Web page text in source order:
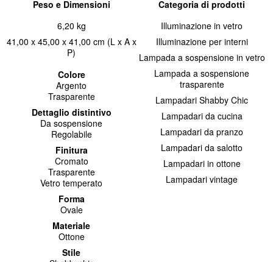
Peso e Dimensioni
6,20 kg
41,00 x 45,00 x 41,00 cm (L x A x
P)
Colore
Argento
Trasparente
Dettaglio distintivo
Da sospensione
Regolabile
Finitura
Cromato
Trasparente
Vetro temperato
Forma
Ovale
Materiale
Ottone
Stile
Categoria di prodotti
Illuminazione in vetro
Illuminazione per interni
Lampada a sospensione in vetro
Lampada a sospensione
trasparente
Lampadari Shabby Chic
Lampadari da cucina
Lampadari da pranzo
Lampadari da salotto
Lampadari in ottone
Lampadari vintage